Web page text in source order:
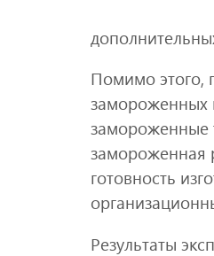
Помимо этого,
замороженных
замороженные
замороженная
готовность
Результаты